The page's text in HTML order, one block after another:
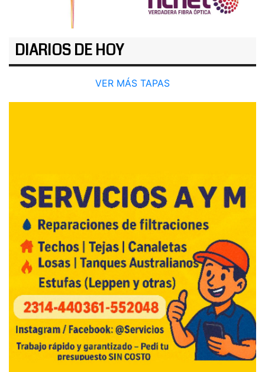
DIARIOS DE HOY
VER MÁS TAPAS